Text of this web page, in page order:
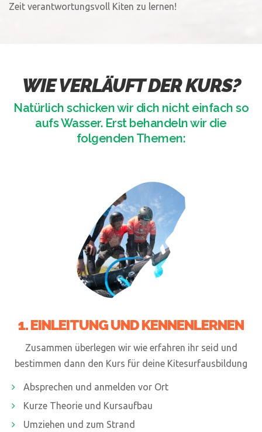
Zeit verantwortungsvoll Kiten zu lernen!
WIE VERLÄUFT DER KURS?
Natürlich schicken wir dich nicht einfach so
aufs Wasser. Erst behandeln wir die
folgenden Themen:
1. EINLEITUNG UND KENNENLERNEN
Zusammen überlegen wir wie erfahren ihr seid und
bestimmen dann den Kurs für deine Kitesurfausbildung
Absprechen und anmelden vor Ort
Kurze Theorie und Kursaufbau
Umziehen und zum Strand